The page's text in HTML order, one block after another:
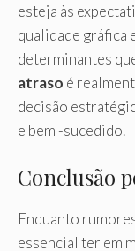
esteja às
qualidade gráfica
determinantes
atraso é
decisão
e bem -sucedido.
Conclusão
Enquanto
essencial ter em